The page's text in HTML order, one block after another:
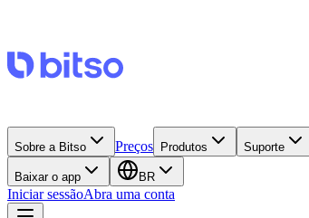
Sobre a Bitso Preços Produtos Suporte
Baixar o app BR
Iniciar sessãoAbra uma conta